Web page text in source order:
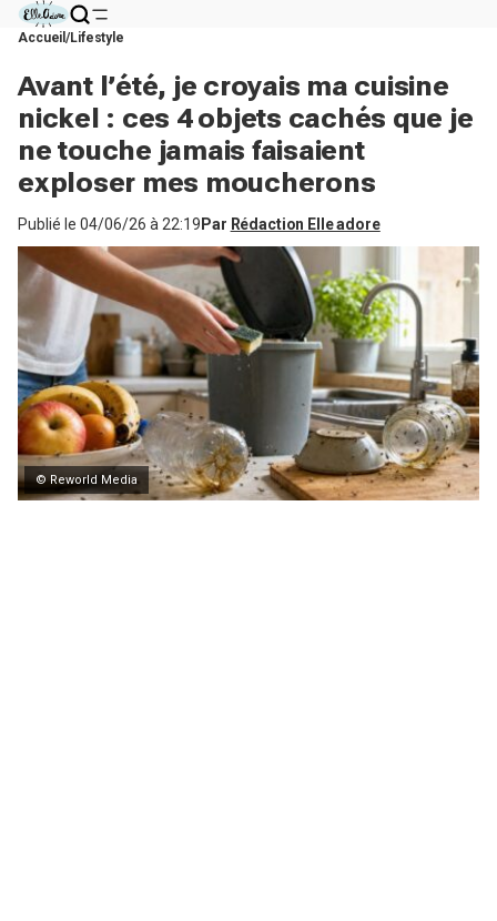
Accueil Lifestyle
Avant l’été, je croyais ma cuisine
nickel : ces 4 objets cachés que je
ne touche jamais faisaient
exploser mes moucherons
Publié le 04/06/26 à 22:19 Par Rédaction Elle adore
© Reworld Media